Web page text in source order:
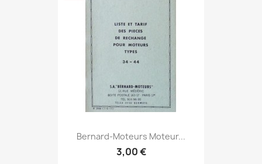
Bernard-Moteurs Moteur...
3,00 €